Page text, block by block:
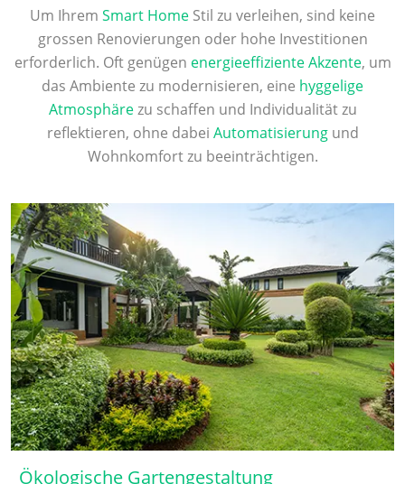
Um Ihrem Smart Home Stil zu verleihen, sind keine
grossen Renovierungen oder hohe Investitionen
erforderlich. Oft genügen energieeffiziente Akzente, um
das Ambiente zu modernisieren, eine hyggelige
Atmosphärezu schaffen und Individualität zu
reflektieren, ohne dabei Automatisierungund
Wohnkomfort zu beeinträchtigen.
Ökologische Gartengestaltung